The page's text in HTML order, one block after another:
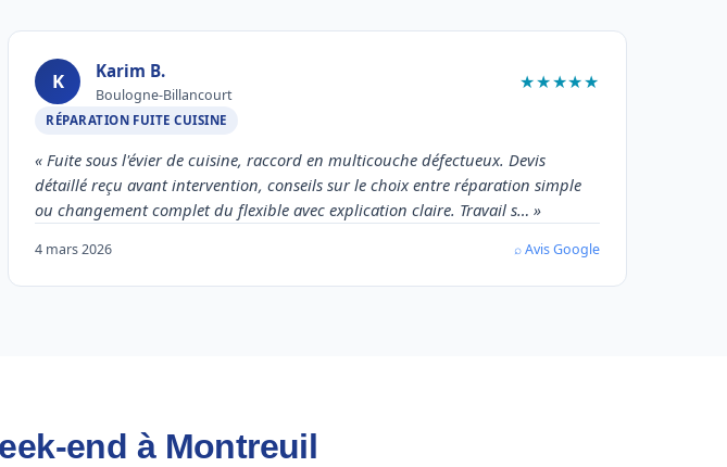
K Karim B.
Boulogne-Billancourt
★★★★★
RÉPARATION FUITE CUISINE
« Fuite sous l'évier de cuisine, raccord en multicouche défectueux. Devis
détaillé reçu avant intervention, conseils sur le choix entre réparation simple
ou changement complet du flexible avec explication claire. Travail s… »
4 mars 2026 ⌕ Avis Google
end à Montreuil